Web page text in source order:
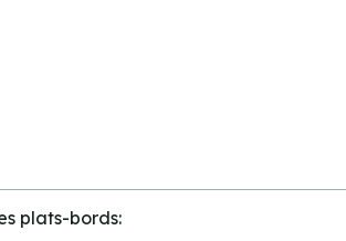
plats-bords: